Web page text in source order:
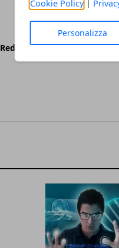
Cookie Policy|
Personalizza
Redazione